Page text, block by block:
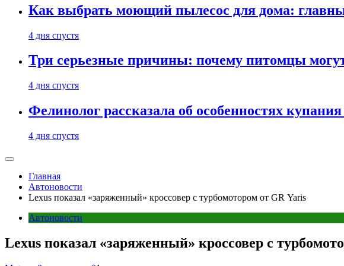
Как выбрать моющий пылесос для дома:
4 дня спустя
Три серьезные причины: почему питомцы
4 дня спустя
Фелинолог рассказала об особенностях
4 дня спустя
Главная
Автоновости
Lexus показал «заряженный» кроссовер с турбомотором от GR Yaris
Автоновости
Lexus показал «заряженный» кроссовер с